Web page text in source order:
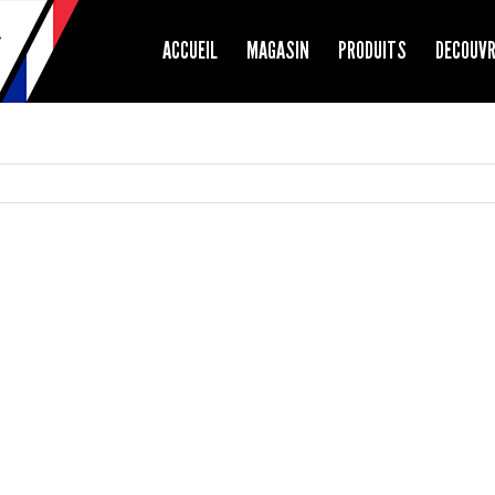
ACCUEIL MAGASIN PRODUITS